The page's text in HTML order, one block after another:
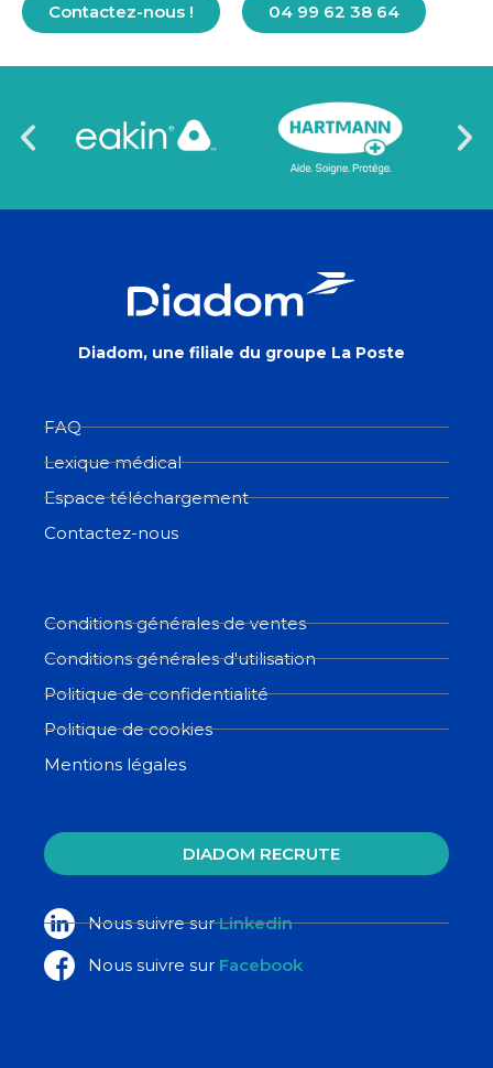
Contactez-nous ! 04 99 62 38 64
Diadom, une filiale du groupe La Poste
FAQ
Lexique médical
Espace téléchargement
Contactez-nous
Conditions générales de ventes
Conditions générales d'utilisation
Politique de confidentialité
Politique de cookies
Mentions légales
DIADOM RECRUTE
Nous suivre surLinkedin
Nous suivre sur Facebook